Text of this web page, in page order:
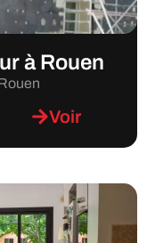
à Rouen
Voir